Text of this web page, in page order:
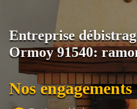
Entreprise
Ormoy 91540:
Nos engagements